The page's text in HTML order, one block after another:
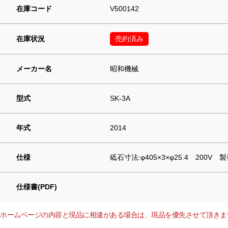
在庫コード V500142
在庫状況 売約済み
メーカー名 昭和機械
型式 SK-3A
年式 2014
仕様 砥石寸法:φ405×3×φ25.4 200V 製
仕様書(PDF)
ホームページの内容と現品に相違がある場合は、現品を優先させて頂きま